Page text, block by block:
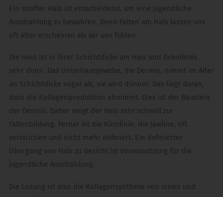
Ein straffer Hals ist entscheidend, um eine jugendliche
Ausstrahlung zu bewahren. Denn Falten am Hals lassen uns
oft älter erscheinen als wir uns fühlen.
Die Haut ist in ihrer Schichtdicke am Hals und Dekolletés
sehr dünn. Das Unterhautgewebe, die Dermis, nimmt im Alter
an Schichtdicke sogar ab, sie wird dünner. Das liegt daran,
dass die Kollagenproduktion abnimmt. Dies ist der Baustein
der Dermis. Daher neigt der Hals sehr schnell zur
Faltenbildung. Ferner ist die Kinnlinie, die Jawline, oft
verstrichen und nicht mehr definiert. Ein definierter
Übergang von Hals zu Gesicht ist Voraussetzung für die
jugendliche Ausstrahlung.
Die Lösung ist also die Kollagensynthese von innen und